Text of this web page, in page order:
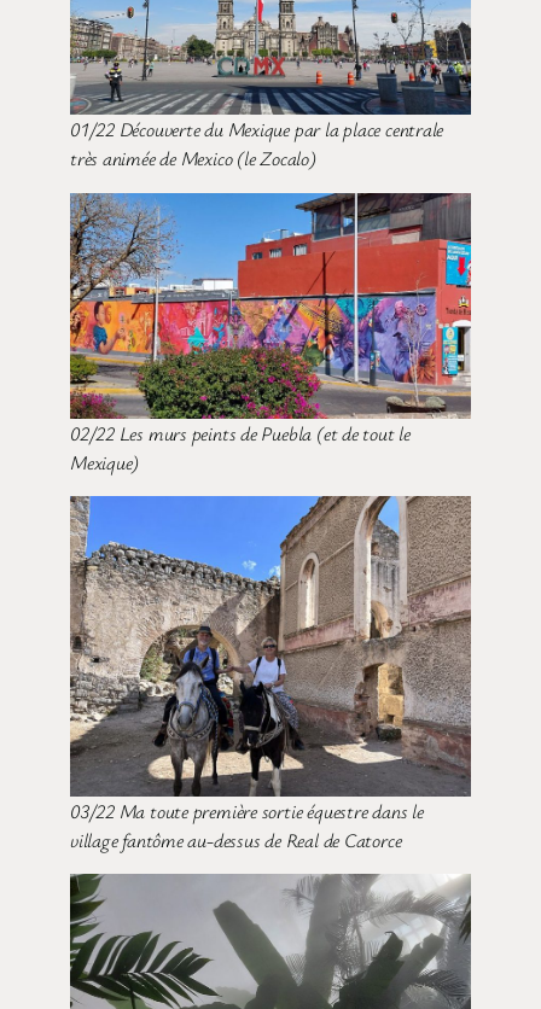
01/22 Découverte du Mexique par la place centrale
très animée de Mexico (le Zocalo)
02/22 Les murs peints de Puebla (et de tout le
Mexique)
03/22 Ma toute première sortie équestre dans le
village fantôme au-dessus de Real de Catorce